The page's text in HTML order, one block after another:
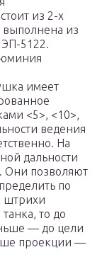
из 2-х
из
ЭП-5122.
имеет
<5>, <10>,
ведения
На
дальности
Они позволяют
по
штрихи
то до
— до цели
проекции —